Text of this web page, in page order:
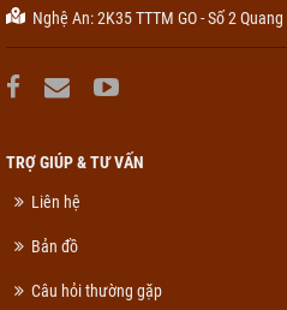
Nghệ An: 2K35 TTTM GO - Số 2
TRỢ GIÚP & TƯ VẤN
Liên hệ
Bản đồ
Câu hỏi thường gặp